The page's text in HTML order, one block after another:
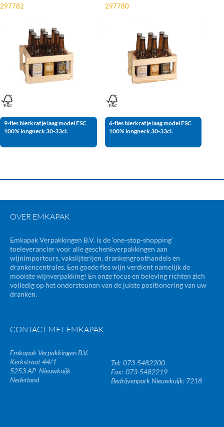
297782
9-fles bierkratje laag model FSC
100% longneck 30-33cl.
297780
6-fles bierkratje laag model FSC
100% longneck 30-33cl.
OVER EMKAPAK
Emkapak Verpakkingen B.V. is de ‘one-stop-shopping’
toeleverancier voor alle geschenkverpakkingen aan
wijnimporteurs, vakslijterijen, drankengroothandels en
drankencentrales. Een goede fles wijn verdient namelijk de
mooiste wijnverpakking! En onze focus en beleving richten zich
volledig op het ondersteunen van de juiste positionering van uw
dranken.
CONTACT MET EMKAPAK
Emkapak Verpakkingen B.V.
Kerkstraat 44/1
5253 AP Nieuwkuijk
Nederland
073-5482200
073-5482219
Bedrijvenpark Nieuwkuijk: 7218